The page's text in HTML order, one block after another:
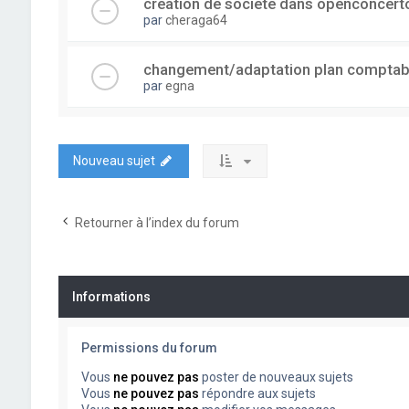
parcheraga64
changement/adaptation plan
paregna
Nouveau sujet
Retourner à l’index du forum
Informations
Permissions du forum
Vous ne pouvez pas poster de nouveaux sujets
Vous ne pouvez pas répondre aux sujets